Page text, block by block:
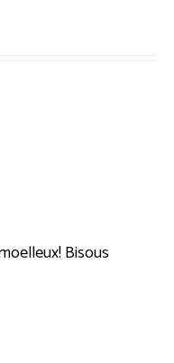
Bisous